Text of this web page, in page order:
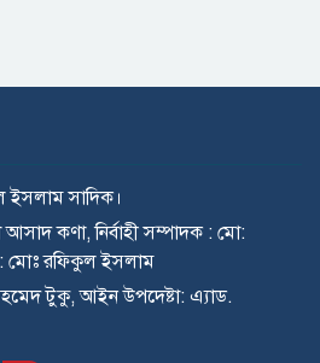
ইসলাম সাদিক।
কণা, নির্বাহী সম্পাদক : মো:
মোঃ রফিকুল ইসলাম
টুকু, আইন উপদেষ্টা: এ্যাড.